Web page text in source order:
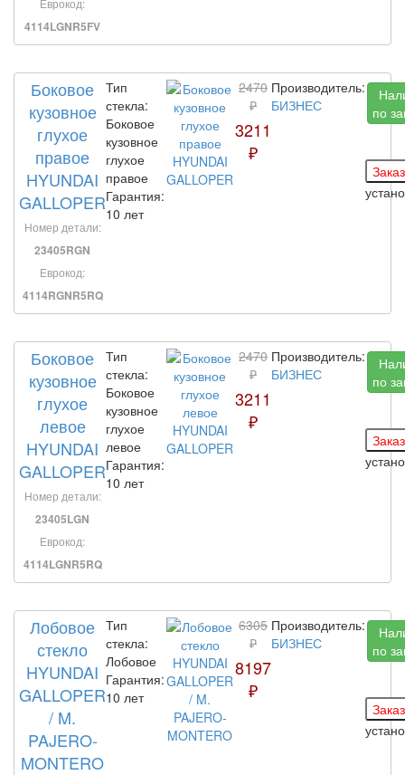
4114LGNR5FV
Боковое
кузовное
глухое
правое
HYUNDAI
GALLOPER
Номер детали:
23405RGN
Еврокод:
4114RGNR5RQ
Тип
стекла:
Боковое
кузовное
глухое
правое
Гарантия:
10 лет
2470
₽
3211
₽
Производитель:
БИЗНЕС
по
Боковое
кузовное
глухое
левое
HYUNDAI
GALLOPER
Номер детали:
23405LGN
Еврокод:
4114LGNR5RQ
Тип
стекла:
Боковое
кузовное
глухое
левое
Гарантия:
10 лет
2470
₽
3211
₽
Производитель:
БИЗНЕС
по
Лобовое
стекло
HYUNDAI
GALLOPER
/ M.
PAJERO-
MONTERO
Тип
стекла:
Лобовое
Гарантия:
10 лет
6305
₽
8197
₽
Производитель:
БИЗНЕС
по